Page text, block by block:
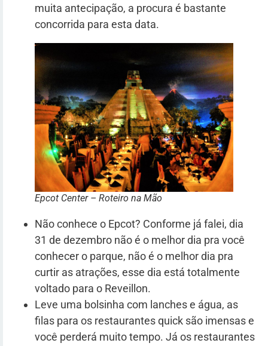
muita antecipação, a procura é bastante
concorrida para esta data.
Epcot Center – Roteiro na Mão
Não conhece o Epcot? Conforme já falei, dia
31 de dezembro não é o melhor dia pra você
conhecer o parque, não é o melhor dia pra
curtir as atrações, esse dia está totalmente
voltado para o Reveillon.
Leve uma bolsinha com lanches e água, as
filas para os restaurantes quick são imensas e
você perderá muito tempo. Já os restaurantes